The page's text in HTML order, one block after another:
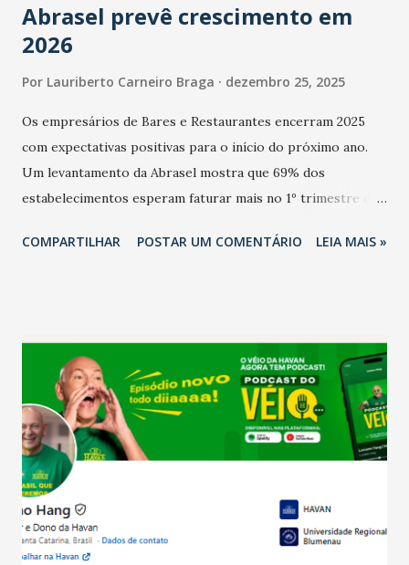
Abrasel prevê crescimento em
2026
Por Lauriberto Carneiro Braga dezembro 25, 2025
Os empresários de Bares e Restaurantes encerram 2025
com expectativas positivas para o início do próximo ano.
Um levantamento da Abrasel mostra que 69% dos
estabelecimentos esperam faturar mais no 1º trimestre de
relação ao último trimestre deste ano, 56% também
confraternizações de fim de ano e pelo pagamento do 13º
Salário para um número maior de trabalhadores, já que o
país tem a menor taxa de desemprego dos anos recentes.
Ainda segundo a Pesquisa, em novembro de 2025, 40% dos
bares e restaurantes operaram com lucro e outros 40%
registraram equilíbrio financeiro. Já o percentual de
estabelecimentos no prejuízo ficou em 19%, pouco abaixo
do observado no mês anterior. Outros 1% não existiam em
novembro. Em relação a outubro, o faturamento também
COMPARTILHAR POSTAR UM COMENTÁRIO LEIA MAIS »